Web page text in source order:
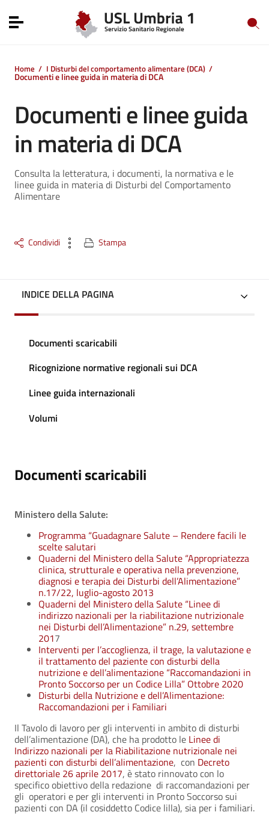
Vai al menu di navigazione
Toggle navigation
Home / I Disturbi del comportamento alimentare (DCA) /
Documenti e linee guida in materia di DCA
Documenti e linee guida
in materia di DCA
Consulta la letteratura, i documenti, la normativa e le
linee guida in materia di Disturbi del Comportamento
Alimentare
Condividi Stampa
INDICE DELLA PAGINA
Documenti scaricabili
Ricognizione normative regionali sui DCA
Linee guida internazionali
Volumi
Documenti scaricabili
Ministero della Salute:
Programma “Guadagnare Salute – Rendere facili le
scelte salutari
Quaderni del Ministero della Salute “Appropriatezza
clinica, strutturale e operativa nella prevenzione,
diagnosi e terapia dei Disturbi dell’Alimentazione”
n.17/22, luglio-agosto 2013
Quaderni del Ministero della Salute “Linee di
indirizzo nazionali per la riabilitazione nutrizionale
nei Disturbi dell’Alimentazione” n.29, settembre
2017
Interventi per l’accoglienza, il trage, la valutazione e
il trattamento del paziente con disturbi della
nutrizione e dell’alimentazione “Raccomandazioni in
Pronto Soccorso per un Codice Lilla” Ottobre 2020
Disturbi della Nutrizione e dell’Alimentazione:
Raccomandazioni per i Familiari
Il Tavolo di lavoro per gli interventi in ambito di disturbi
dell’alimentazione (DA), che ha prodotto le Linee di
Indirizzo nazionali per la Riabilitazione nutrizionale nei
pazienti con disturbi dell’alimentazione, con Decreto
direttoriale 26 aprile 2017, è stato rinnovato con lo
specifico obiettivo della redazione di raccomandazioni per
gli operatori e per gli interventi in Pronto Soccorso sui
pazienti con DA (il cosiddetto Codice lilla), sia per i familiari.